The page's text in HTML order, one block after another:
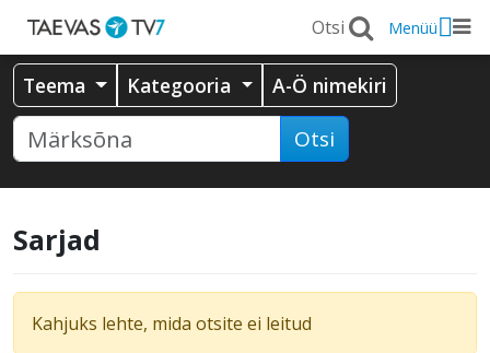
Menüü
Teema Kategooria A-Ö nimekiri
Otsi
Sarjad
Kahjuks lehte, mida otsite ei leitud